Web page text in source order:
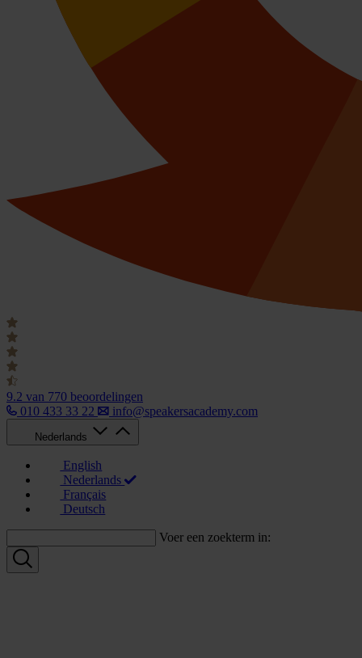
9.2 van 770 beoordelingen
010 433 33 22
info@speakersacademy.com
Nederlands
English
Nederlands
Français
Deutsch
Voer een zoekterm in: